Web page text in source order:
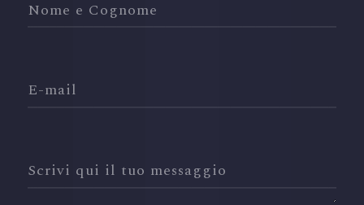
Nome e Cognome
E-mail
Scrivi qui il tuo messaggio